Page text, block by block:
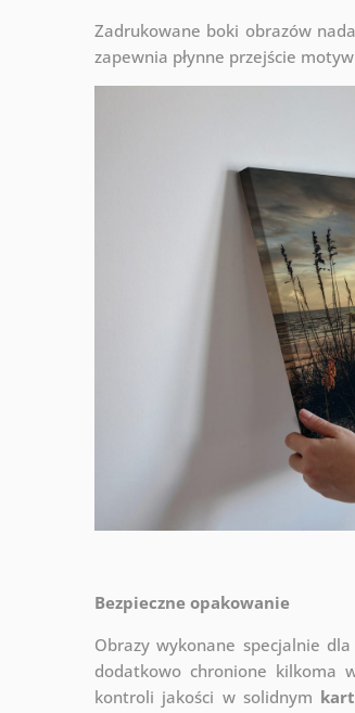
Zadrukowane boki obrazów
zapewnia płynne przejście
Bezpieczne opakowanie
Obrazy wykonane specjalnie
dodatkowo chronione kilkoma
kontroli jakości w solidnym